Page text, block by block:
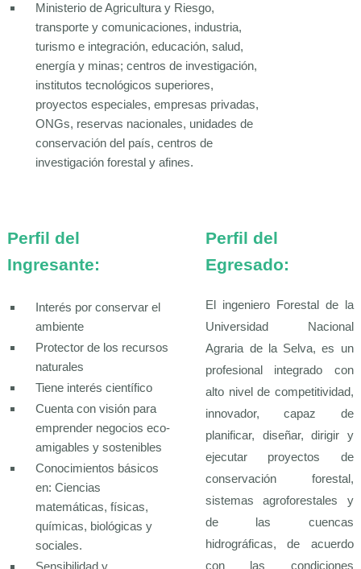
Ministerio de Agricultura y Riesgo,
transporte y comunicaciones, industria,
turismo e integración, educación, salud,
energía y minas; centros de investigación,
institutos tecnológicos superiores,
proyectos especiales, empresas privadas,
ONGs, reservas nacionales, unidades de
conservación del país, centros de
investigación forestal y afines.
Perfil del
Ingresante:
Interés por conservar el
ambiente
Protector de los recursos
naturales
Tiene interés científico
Cuenta con visión para
emprender negocios eco-
amigables y sostenibles
Conocimientos básicos
en: Ciencias
matemáticas, físicas,
químicas, biológicas y
sociales.
Perfil del
Egresado:
El ingeniero Forestal de la
Universidad Nacional
Agraria de la Selva, es un
profesional integrado con
alto nivel de competitividad,
innovador, capaz de
planificar, diseñar, dirigir y
ejecutar proyectos de
conservación forestal,
sistemas agroforestales y
de las cuencas
hidrográficas, de acuerdo
con las condiciones